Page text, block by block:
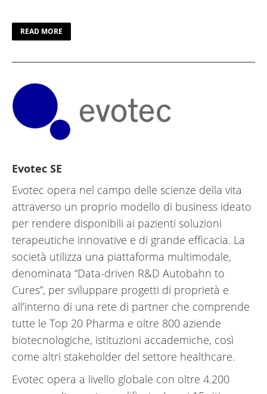
READ MORE
Evotec SE
Evotec opera nel campo delle scienze della vita
attraverso un proprio modello di business ideato
per rendere disponibili ai pazienti soluzioni
terapeutiche innovative e di grande efficacia. La
società utilizza una piattaforma multimodale,
denominata “Data-driven R&D Autobahn to
Cures”, per sviluppare progetti di proprietà e
all’interno di una rete di partner che comprende
tutte le Top 20 Pharma e oltre 800 aziende
biotecnologiche, istituzioni accademiche, così
come altri stakeholder del settore healthcare.
Evotec opera a livello globale con oltre 4.200